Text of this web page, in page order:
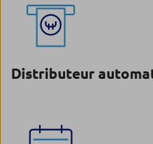
Distributeur